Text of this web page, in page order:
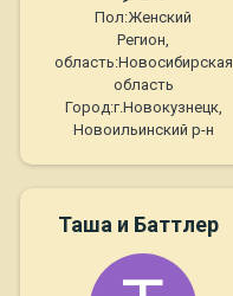
Пол:Женский
Регион,
область:Новосибирская
область
Город:г.Новокузнецк,
Новоильинский р-н
Таша и Баттлер